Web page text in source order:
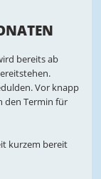
bereits ab
Vor knapp
den Termin für
kurzem bereit